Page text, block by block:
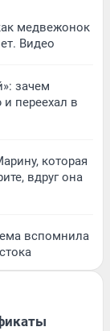
медвежонок
Видео
зачем
переехал в
которая
вдруг она
вспомнила